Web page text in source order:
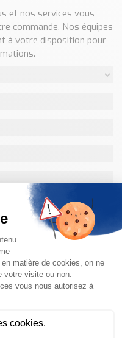
et nos services vous
commande. Nos équipes
à votre disposition pour